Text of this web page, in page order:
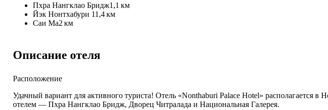
Пхра Нангклао Бридж1,1 км
Йэк Нонтхабури 11,4 км
Саи Ма2 км
Описание отеля
Расположение
Удачный вариант для активного туриста! Отель «Nonthaburi Palace Hotel» располагается в
отелем — Пхра Нангклао Бридж, Дворец Читралада и Национальная Галерея.